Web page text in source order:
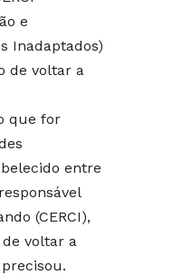
e
Inadaptados)
de voltar a
que for
entre
(CERCI),
voltar a